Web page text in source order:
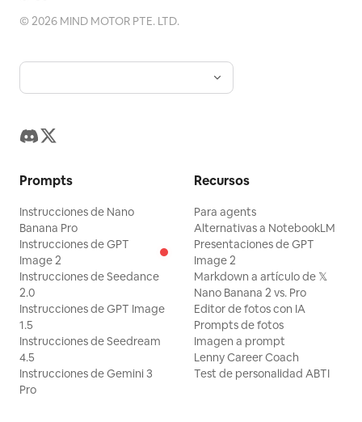
©2026 MIND MOTOR PTE. LTD.
Prompts
Instrucciones de Nano
Banana Pro
Instrucciones de GPT
Image 2
Instrucciones de Seedance
2.0
Instrucciones de GPT Image
1.5
Instrucciones de Seedream
4.5
Instrucciones de Gemini 3
Pro
Recursos
Para agents
Alternativas a NotebookLM
Presentaciones de GPT
Image 2
Markdown a artículo de 𝕏
Nano Banana 2 vs. Pro
Editor de fotos con IA
Prompts de fotos
Imagen a prompt
Lenny Career Coach
Test de personalidad ABTI